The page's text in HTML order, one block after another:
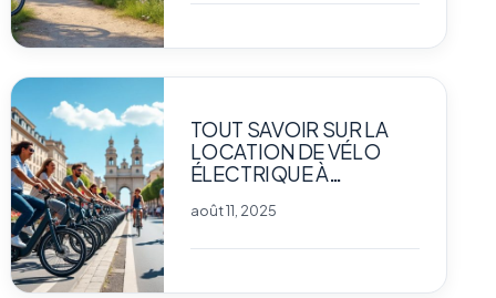
TOUT SAVOIR SUR LA
LOCATION DE VÉLO
ÉLECTRIQUE À
août 11, 2025